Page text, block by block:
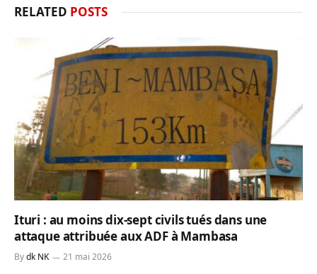
RELATED POSTS
Ituri : au moins dix-sept civils tués dans une
attaque attribuée aux ADF à Mambasa
Bydk NK 21 mai 2026